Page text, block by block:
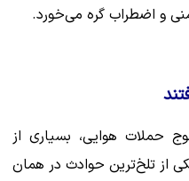
و اضطراب گره می‌خورد.
با آغاز موج حملات هوایی، بسیاری از
از تلخ‌ترین حوادث در همان